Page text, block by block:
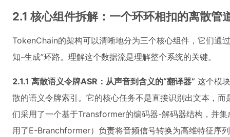
2.1 核心组件拆解：一个环环相扣的离散管
TokenChain的架构可以清晰地分为三个核心组件，它们通
知-生成”环路。理解这个数据流是理解整个系统的关键。
2.1.1 离散语义令牌ASR：从声音到含义的“翻译器” 这个模
散的语义令牌索引。它的核心任务不是直接识别出文本，而
们采用了一个基于Transformer的编码器-解码器结构，并
用了E-Branchformer）负责将音频信号转换为高维特征序